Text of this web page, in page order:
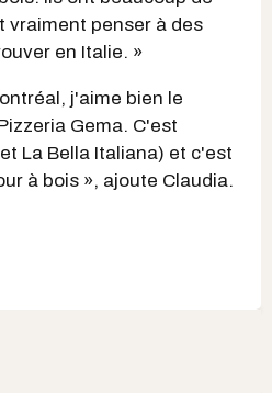
vraiment penser à des
en Italie. »
j'aime bien le
Gema. C'est
La Bella Italiana) et c'est
à bois », ajoute Claudia.